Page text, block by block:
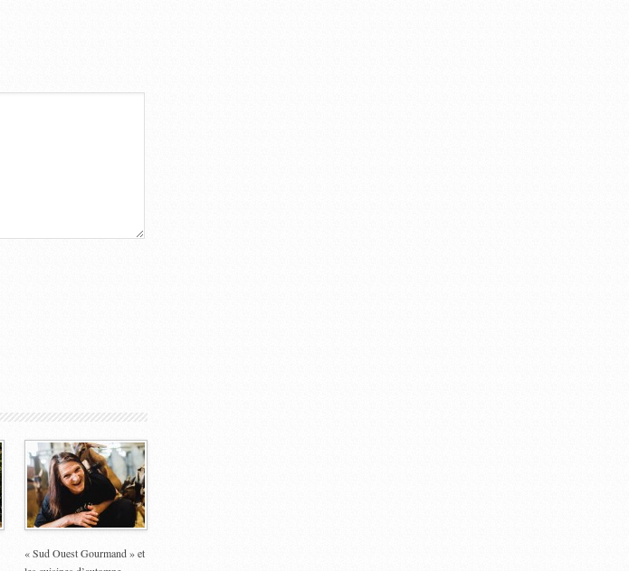
« Sud Ouest Gourmand » et